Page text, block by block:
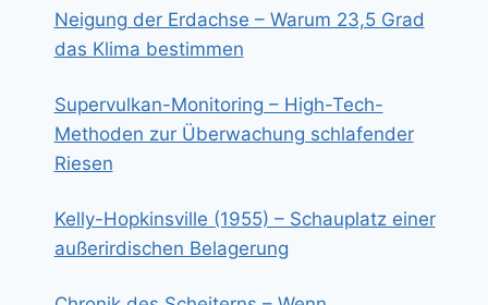
Neigung der Erdachse – Warum 23,5 Grad
das Klima bestimmen
Supervulkan-Monitoring – High-Tech-
Methoden zur Überwachung schlafender
Riesen
Kelly-Hopkinsville (1955) – Schauplatz einer
außerirdischen Belagerung